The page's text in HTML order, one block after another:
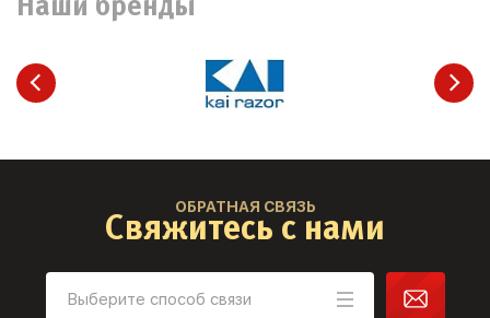
Наши бренды
ОБРАТНАЯ СВЯЗЬ
Свяжитесь с нами